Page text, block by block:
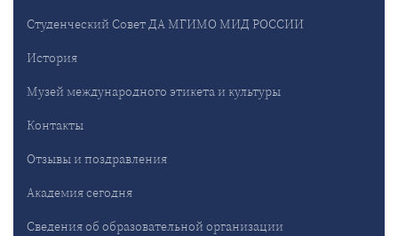
Студенческий Совет ДА МГИМО МИД РОССИИ
История
Музей международного этикета и культуры
Контакты
Отзывы и поздравления
Академия сегодня
Сведения об образовательной организации